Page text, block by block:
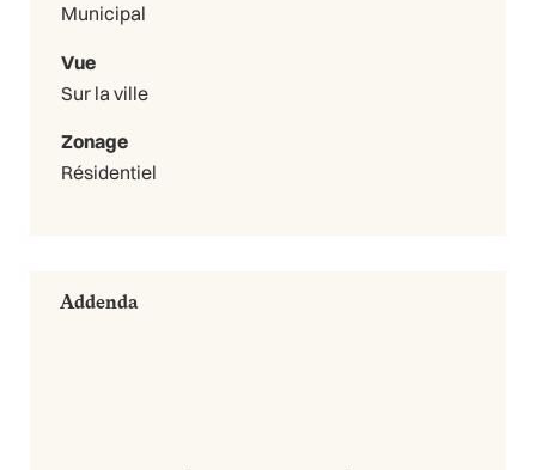
Municipal
Vue
Sur la ville
Zonage
Résidentiel
Addenda